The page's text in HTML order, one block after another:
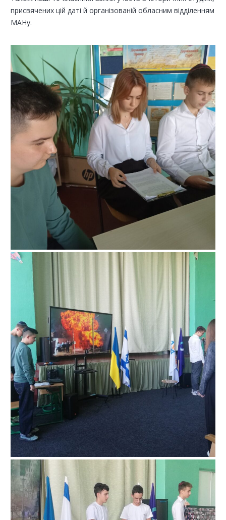
присвячених цій даті й організованій обласним відділенням
МАНу.